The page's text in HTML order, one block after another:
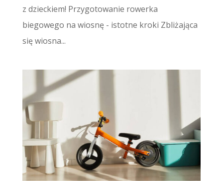
z dzieckiem! Przygotowanie rowerka
biegowego na wiosnę - istotne kroki Zbliżająca
się wiosna...